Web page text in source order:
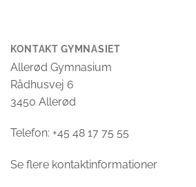
KONTAKT GYMNASIET
Allerød Gymnasium
Rådhusvej 6
3450 Allerød
Telefon: +45 48 17 75 55
Se flere kontaktinformationer